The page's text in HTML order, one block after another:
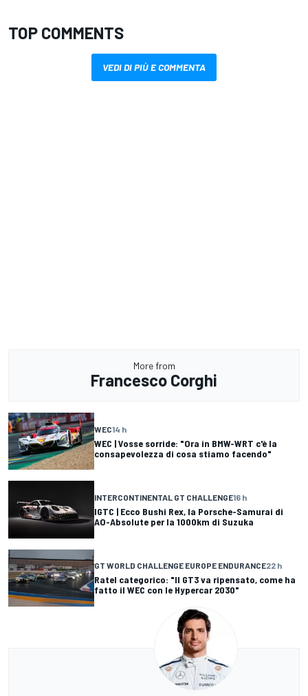
TOP COMMENTS
VEDI DI PIÙ E COMMENTA
More from
Francesco Corghi
WEC14 h
WEC | Vosse sorride: "Ora in BMW-WRT c'è la
consapevolezza di cosa stiamo facendo"
INTERCONTINENTAL GT CHALLENGE16 h
IGTC | Ecco Bushi Rex, la Porsche-Samurai di
AO-Absolute per la 1000km di Suzuka
GT WORLD CHALLENGE EUROPE ENDURANCE22 h
Ratel categorico: "Il GT3 va ripensato, come ha
fatto il WEC con le Hypercar 2030"